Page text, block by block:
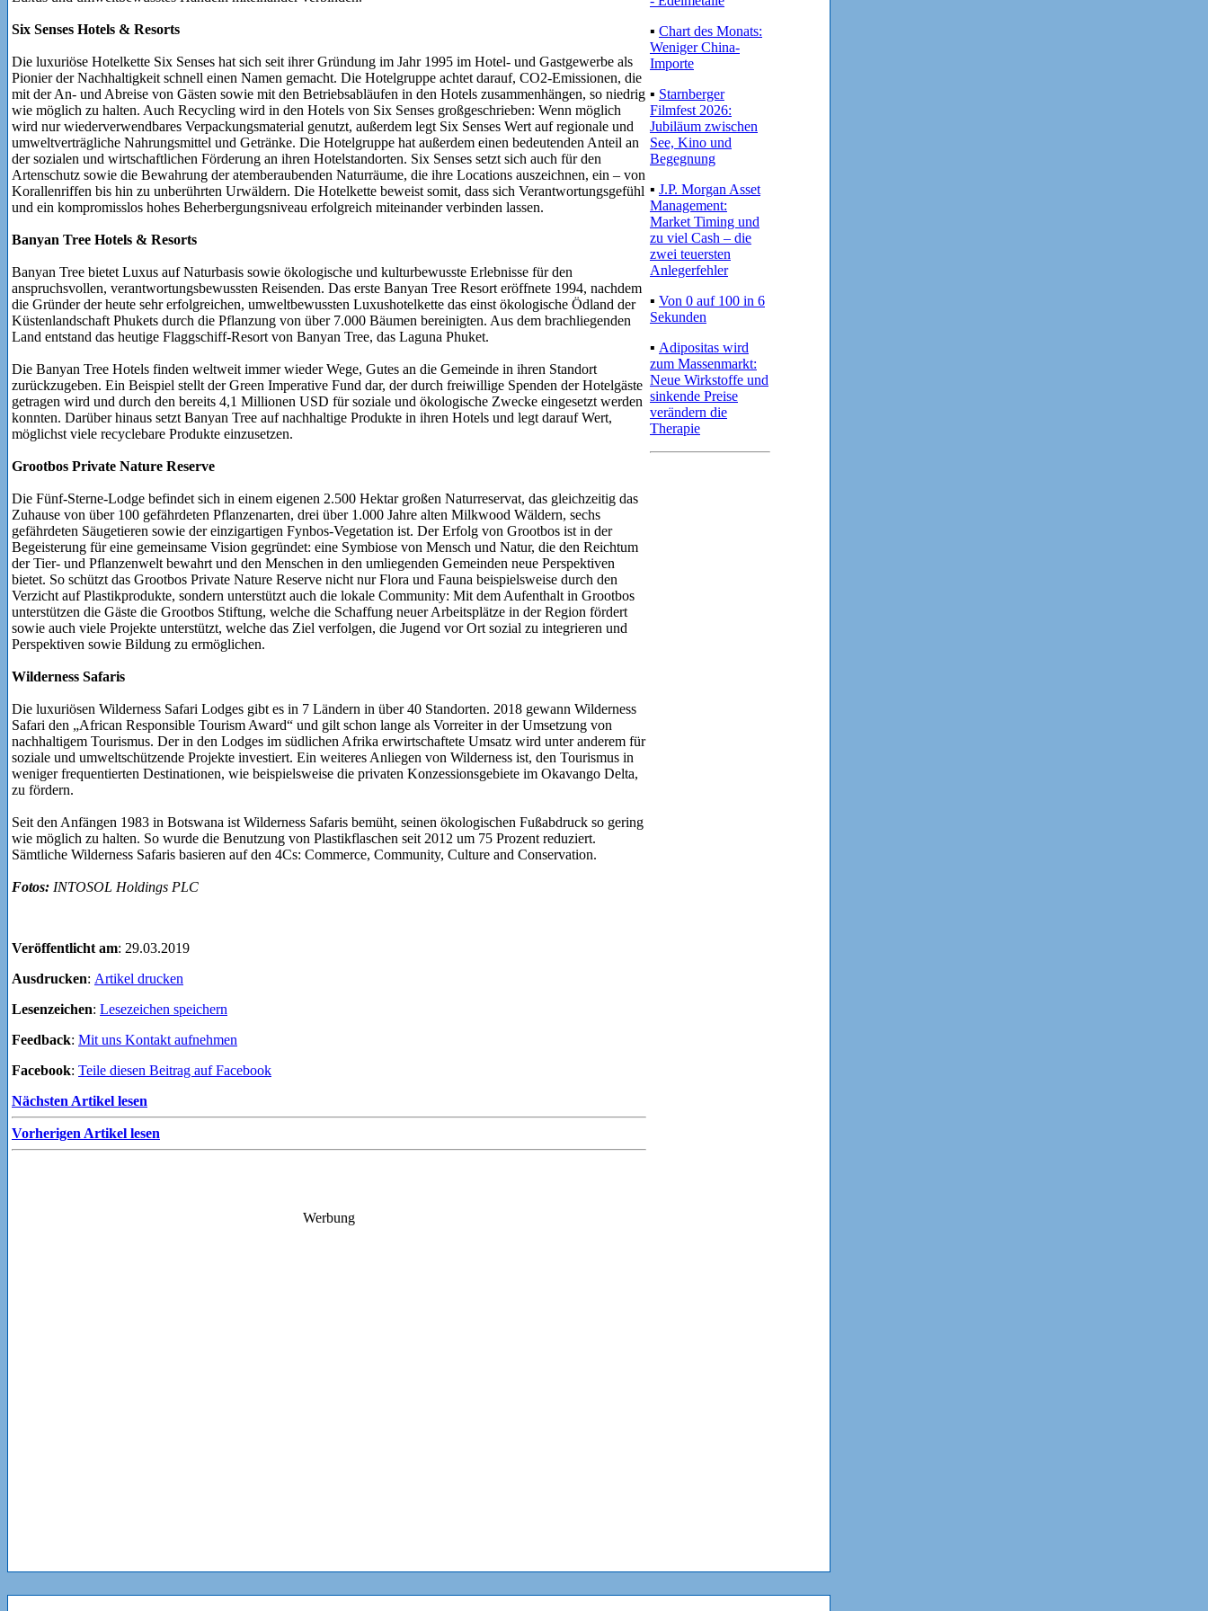
Six Senses Hotels & Resorts
Die luxuriöse Hotelkette Six Senses hat sich seit ihrer Gründung im Jahr 1995 im Hotel- und Gastgewerbe als
Pionier der Nachhaltigkeit schnell einen Namen gemacht. Die Hotelgruppe achtet darauf, CO2-Emissionen, die
mit der An- und Abreise von Gästen sowie mit den Betriebsabläufen in den Hotels zusammenhängen, so niedrig
wie möglich zu halten. Auch Recycling wird in den Hotels von Six Senses großgeschrieben: Wenn möglich
wird nur wiederverwendbares Verpackungsmaterial genutzt, außerdem legt Six Senses Wert auf regionale und
umweltverträgliche Nahrungsmittel und Getränke. Die Hotelgruppe hat außerdem einen bedeutenden Anteil an
der sozialen und wirtschaftlichen Förderung an ihren Hotelstandorten. Six Senses setzt sich auch für den
Artenschutz sowie die Bewahrung der atemberaubenden Naturräume, die ihre Locations auszeichnen, ein – von
Korallenriffen bis hin zu unberührten Urwäldern. Die Hotelkette beweist somit, dass sich Verantwortungsgefühl
und ein kompromisslos hohes Beherbergungsniveau erfolgreich miteinander verbinden lassen.
Banyan Tree Hotels & Resorts
Banyan Tree bietet Luxus auf Naturbasis sowie ökologische und kulturbewusste Erlebnisse für den
anspruchsvollen, verantwortungsbewussten Reisenden. Das erste Banyan Tree Resort eröffnete 1994, nachdem
die Gründer der heute sehr erfolgreichen, umweltbewussten Luxushotelkette das einst ökologische Ödland der
Küstenlandschaft Phukets durch die Pflanzung von über 7.000 Bäumen bereinigten. Aus dem brachliegenden
Land entstand das heutige Flaggschiff-Resort von Banyan Tree, das Laguna Phuket.
Die Banyan Tree Hotels finden weltweit immer wieder Wege, Gutes an die Gemeinde in ihren Standort
zurückzugeben. Ein Beispiel stellt der Green Imperative Fund dar, der durch freiwillige Spenden der Hotelgäste
getragen wird und durch den bereits 4,1 Millionen USD für soziale und ökologische Zwecke eingesetzt werden
konnten. Darüber hinaus setzt Banyan Tree auf nachhaltige Produkte in ihren Hotels und legt darauf Wert,
möglichst viele recyclebare Produkte einzusetzen.
Grootbos Private Nature Reserve
Die Fünf-Sterne-Lodge befindet sich in einem eigenen 2.500 Hektar großen Naturreservat, das gleichzeitig das
Zuhause von über 100 gefährdeten Pflanzenarten, drei über 1.000 Jahre alten Milkwood Wäldern, sechs
gefährdeten Säugetieren sowie der einzigartigen Fynbos‑Vegetation ist. Der Erfolg von Grootbos ist in der
Begeisterung für eine gemeinsame Vision gegründet: eine Symbiose von Mensch und Natur, die den Reichtum
der Tier- und Pflanzenwelt bewahrt und den Menschen in den umliegenden Gemeinden neue Perspektiven
bietet. So schützt das Grootbos Private Nature Reserve nicht nur Flora und Fauna beispielsweise durch den
Verzicht auf Plastikprodukte, sondern unterstützt auch die lokale Community: Mit dem Aufenthalt in Grootbos
unterstützen die Gäste die Grootbos Stiftung, welche die Schaffung neuer Arbeitsplätze in der Region fördert
sowie auch viele Projekte unterstützt, welche das Ziel verfolgen, die Jugend vor Ort sozial zu integrieren und
Perspektiven sowie Bildung zu ermöglichen.
Wilderness Safaris
Die luxuriösen Wilderness Safari Lodges gibt es in 7 Ländern in über 40 Standorten. 2018 gewann Wilderness
Safari den „African Responsible Tourism Award“ und gilt schon lange als Vorreiter in der Umsetzung von
nachhaltigem Tourismus. Der in den Lodges im südlichen Afrika erwirtschaftete Umsatz wird unter anderem für
soziale und umweltschützende Projekte investiert. Ein weiteres Anliegen von Wilderness ist, den Tourismus in
weniger frequentierten Destinationen, wie beispielsweise die privaten Konzessionsgebiete im Okavango Delta,
zu fördern.
Seit den Anfängen 1983 in Botswana ist Wilderness Safaris bemüht, seinen ökologischen Fußabdruck so gering
wie möglich zu halten. So wurde die Benutzung von Plastikflaschen seit 2012 um 75 Prozent reduziert.
Sämtliche Wilderness Safaris basieren auf den 4Cs: Commerce, Community, Culture and Conservation.
Fotos: INTOSOL Holdings PLC
Veröffentlicht am: 29.03.2019
Ausdrucken: Artikel drucken
Lesenzeichen: Lesezeichen speichern
Feedback: Mit uns Kontakt aufnehmen
Facebook: Teile diesen Beitrag auf Facebook
Nächsten Artikel lesen
Vorherigen Artikel lesen
▪ Chart des Monats:
Weniger China-
Importe
▪ Starnberger
Filmfest 2026:
Jubiläum zwischen
See, Kino und
Begegnung
▪ J.P. Morgan Asset
Management:
Market Timing und
zu viel Cash – die
zwei teuersten
Anlegerfehler
▪ Von 0 auf 100 in 6
Sekunden
▪ Adipositas wird
zum Massenmarkt:
Neue Wirkstoffe und
sinkende Preise
verändern die
Therapie
Werbung